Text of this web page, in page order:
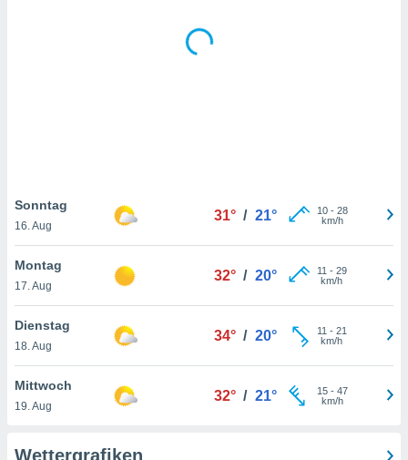
nicht
von
und
auf
klicken.
Sonntag
16. Aug
31° / 21° 10- 28
km/h
Montag
17. Aug
32° / 20° 11 - 29
km/h
Dienstag
18. Aug
34° / 20° 11 - 21
km/h
Mittwoch
19. Aug
32° / 21° 15- 47
km/h
Wettergrafiken